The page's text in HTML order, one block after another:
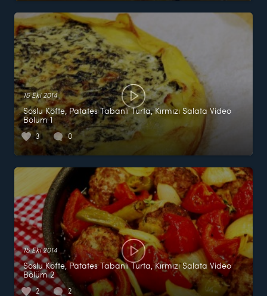
15 Eki 2014
Soslu Köfte, Patates Tabanlı Turta, Kırmızı Salata Video
Bölüm 1
3 0
15 Eki 2014
Soslu Köfte, Patates Tabanlı Turta, Kırmızı Salata Video
Bölüm 2
2 2